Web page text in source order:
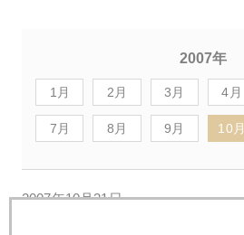
2007年
1月 2月 3月 4月
7月 8月 9月 10月
2007年10月31日